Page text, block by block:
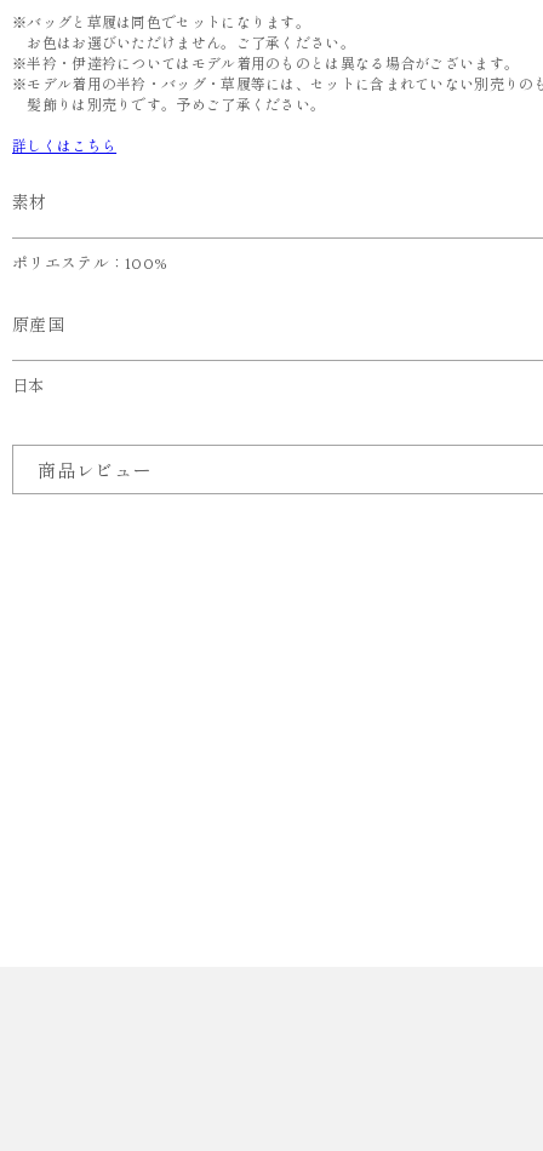
※バッグと草履は同色でセットになります。
お色はお選びいただけません。ご了承ください。
※半衿・伊達衿についてはモデル着用のものとは異なる場合がございます。
※モデル着用の半衿・バッグ・草履等には、セットに含まれていない別売りの
髪飾りは別売りです。予めご了承ください。
詳しくはこちら
素材
ポリエステル：100%
原産国
日本
商品レビュー